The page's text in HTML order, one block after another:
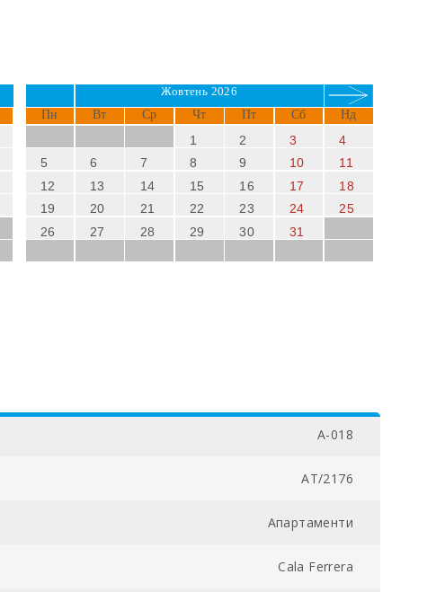
Жовтень 2026
Пн Вт Ср Чт Пт Сб Нд
1 2 3
4
5
6 7 8 9 10
11
12
13 14 15 16 17
18
19
20 21 22 23 24
25
26
27 28 29 30 31
A-018
AT/2176
Апартаменти
Cala Ferrera